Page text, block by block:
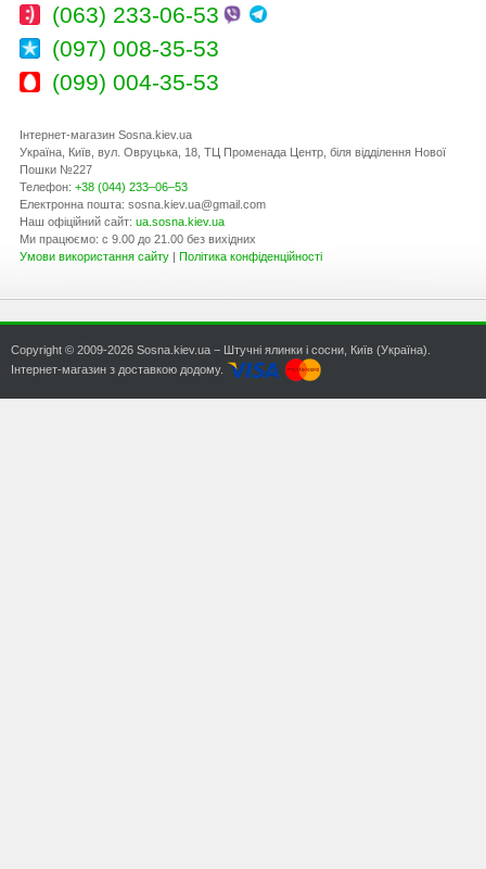
(063) 233-06-53
(097) 008-35-53
(099) 004-35-53
Інтернет-магазин Sosna.kiev.ua
Україна Київ вул. Овруцька, 18 , ТЦ Променада Центр, біля відділення Нової
Пошки №227
Телефон: +38 (044) 233–06–53
Електронна пошта: sosna.kiev.ua@gmail.com
Наш офіційний сайт: ua.sosna.kiev.ua
Ми працюємо: с 9.00 до 21.00 без вихідних
Умови використання сайту | Політика конфіденційності
Copyright © 2009-2026 Sosna.kiev.ua − Штучні ялинки і сосни, Київ (Україна).
Інтернет-магазин з доставкою додому.